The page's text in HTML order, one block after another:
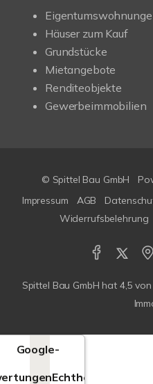
Häuser zum Kauf
Grundstücke
Mietangebote
Renditeobjekte
Gewerbeimmobilien
© Spittel Bau GmbH
Impressum
AGB
Widerrufsbelehrung
Spittel Bau GmbH hat 4,5 von
Google-
Echtheit